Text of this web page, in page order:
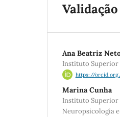
Ana Beatriz
Instituto Superior
https://
Marina Cunha
Instituto Superior
Neuropsicologia